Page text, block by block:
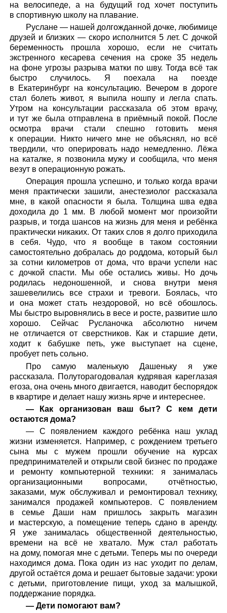
на велосипеде, а на будущий год хочет поступить
в спортивную школу на плавание.
Руслане — нашей долгожданной дочке, любимице
друзей и близких — скоро исполнится 5 лет. С дочкой
беременность прошла хорошо, если не считать
экстренного кесарева сечения на сроке 35 недель
на фоне угрозы разрыва матки по шву. Тогда всё так
быстро случилось. Я поехала на поезде
в Екатеринбург на консультацию. Вечером в дороге
стал болеть живот, я выпила ношпу и легла спать.
Утром на консультации рассказала об этом врачу,
и тут же была отправлена в приёмный покой. После
осмотра врачи стали спешно готовить меня
к операции. Никто ничего мне не объяснял, но всё
твердили, что оперировать надо немедленно. Лёжа
на каталке, я позвонила мужу и сообщила, что меня
везут в операционную рожать.
Операция прошла успешно, и только когда врачи
меня практически зашили, анестезиолог рассказала
мне, в какой опасности я была. Толщина шва едва
доходила до 1 мм. В любой момент мог произойти
разрыв, и тогда шансов на жизнь для меня и ребёнка
практически никаких. От таких слов я долго приходила
в себя. Чудо, что я вообще в таком состоянии
самостоятельно добралась до роддома, который был
за сотни километров от дома, что врачи успели нас
с дочкой спасти. Мы обе остались живы. Но дочь
родилась недоношенной, и снова внутри меня
зашевелились все страхи и тревоги. Боялась, что
и она может стать нездоровой, но всё обошлось.
Мы быстро выровнялись в весе и росте, развитие шло
хорошо. Сейчас Русланочка абсолютно ничем
не отличается от сверстников. Как и старшие дети,
ходит к бабушке петь, уже выступает на сцене,
пробует петь сольно.
Про самую маленькую Дашеньку я уже
рассказала. Полуторагодовалая кудрявая кареглазая
егоза, она очень много двигается, наводит беспорядок
в квартире и делает нашу жизнь ярче и интереснее.
— Как организован ваш быт? С кем дети
остаются дома?
— С появлением каждого ребёнка наш уклад
жизни изменяется. Например, с рождением третьего
сына мы с мужем прошли обучение на курсах
предпринимателей и открыли свой бизнес по продаже
и ремонту компьютерной техники: я занималась
организационными вопросами, отчётностью,
заказами, муж обслуживал и ремонтировал технику,
занимался продажей компьютеров. С появлением
в семье Даши нам пришлось закрыть магазин
и мастерскую, а помещение теперь сдано в аренду.
Я уже занималась общественной деятельностью,
времени на всё не хватало. Муж стал работать
на дому, помогая мне с детьми. Теперь мы по очереди
находимся дома. Пока один из нас уходит по делам,
другой остаётся дома и решает бытовые задачи: уроки
с детьми, приготовление пищи, уход за малышкой,
поддержание порядка.
— Дети помогают вам?